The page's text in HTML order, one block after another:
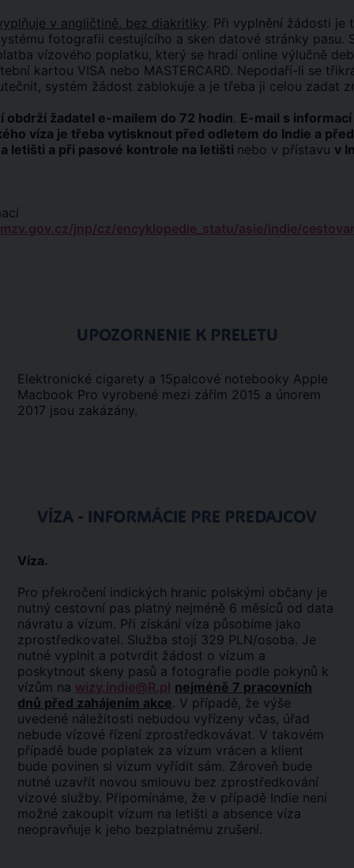
v angličtině, bez diakritiky. Při vyplnění žádosti je
fotografii cestujícího a sken datové stránky pasu.
vízového poplatku, který se hradí online výlučně
kartou VISA nebo MASTERCARD. Nepodaří-li se
systém žádost zablokuje a je třeba ji celou zadat
obdrží žadatel e-mailem do 72 hodin. E-mail s
víza je třeba vytisknout před odletem do Indie a
letišti a při pasové kontrole na letišti nebo v přístavu v
jnp/cz/encyklopedie_statu/asie/indie/
UPOZORNENIE K PRELETU
Elektronické cigarety a 15palcové notebooky Apple
Macbook Pro vyrobené mezi zářím 2015 a únorem
2017 jsou zakázány.
VÍZA - INFORMÁCIE PRE PREDAJCOV
Víza.
Pro překročení indických hranic polskými občany je
nutný cestovní pas platný nejméně 6 měsíců od data
návratu a vízum. Při získání víza působíme jako
zprostředkovatel. Služba stojí 329 PLN/osoba. Je
nutné vyplnit a potvrdit žádost o vízum a
poskytnout skeny pasů a fotografie podle pokynů k
vízům na wizy.indie@R.pl nejméně 7 pracovních
dnů před zahájením akce. V případě, že výše
uvedené náležitosti nebudou vyřízeny včas, úřad
nebude vízové řízení zprostředkovávat. V takovém
případě bude poplatek za vízum vrácen a klient
bude povinen si vízum vyřídit sám. Zároveň bude
nutné uzavřít novou smlouvu bez zprostředkování
vízové služby. Připomínáme, že v případě Indie není
možné zakoupit vízum na letišti a absence víza
neopravňuje k jeho bezplatnému zrušení.